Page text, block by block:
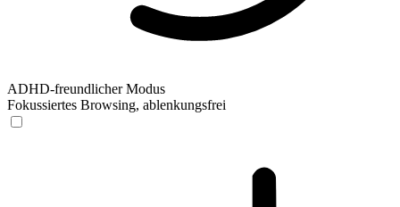
ADHD-freundlicher Modus
Fokussiertes Browsing, ablenkungsfrei